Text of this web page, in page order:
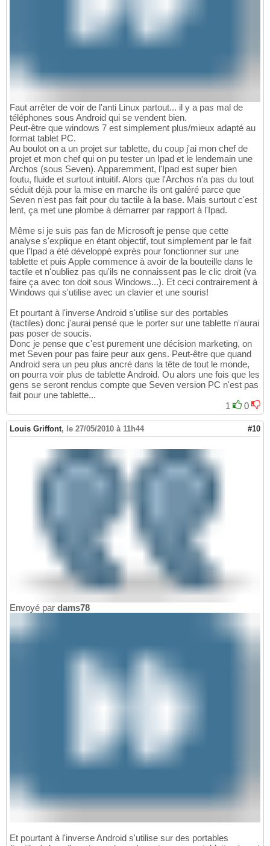
Faut arrêter de voir de l'anti Linux partout... il y a pas mal de
téléphones sous Android qui se vendent bien.
Peut-être que windows 7 est simplement plus/mieux adapté au
format tablet PC.
Au boulot on a un projet sur tablette, du coup j'ai mon chef de
projet et mon chef qui on pu tester un Ipad et le lendemain une
Archos (sous Seven). Apparemment, l'Ipad est super bien
foutu, fluide et surtout intuitif. Alors que l'Archos n'a pas du tout
séduit déjà pour la mise en marche ils ont galéré parce que
Seven n'est pas fait pour du tactile à la base. Mais surtout c'est
lent, ça met une plombe à démarrer par rapport à l'Ipad.
Même si je suis pas fan de Microsoft je pense que cette
analyse s'explique en étant objectif, tout simplement par le fait
que l'Ipad a été développé exprès pour fonctionner sur une
tablette et puis Apple commence à avoir de la bouteille dans le
tactile et n'oubliez pas qu'ils ne connaissent pas le clic droit (va
faire ça avec ton doit sous Windows...). Et ceci contrairement à
Windows qui s'utilise avec un clavier et une souris!
Et pourtant à l'inverse Android s'utilise sur des portables
(tactiles) donc j'aurai pensé que le porter sur une tablette n'aurai
pas poser de soucis.
Donc je pense que c'est purement une décision marketing, on
met Seven pour pas faire peur aux gens. Peut-être que quand
Android sera un peu plus ancré dans la tête de tout le monde,
on pourra voir plus de tablette Android. Ou alors une fois que les
gens se seront rendus compte que Seven version PC n'est pas
fait pour une tablette...
1
0
Louis Griffont, le 27/05/2010 à 11h44 #10
Envoyé par dams78
Et pourtant à l'inverse Android s'utilise sur des portables